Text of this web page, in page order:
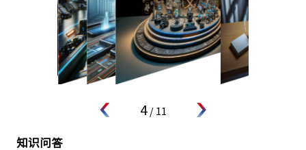
4/ 11
知识问答